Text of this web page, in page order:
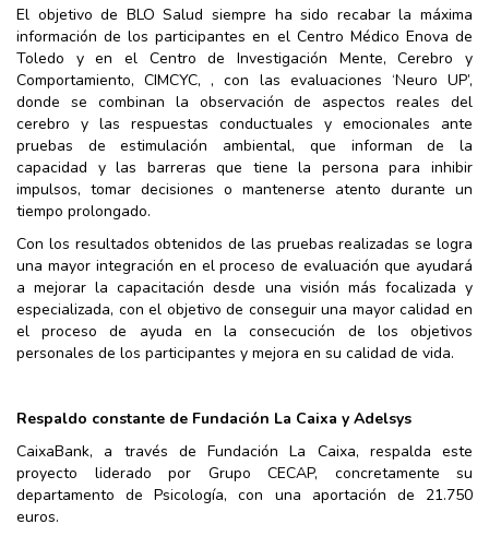
El objetivo de BLO Salud siempre ha sido recabar la máxima
información de los participantes en el Centro Médico Enova de
Toledo y en el Centro de Investigación Mente, Cerebro y
Comportamiento, CIMCYC, , con las evaluaciones ‘Neuro UP’,
donde se combinan la observación de aspectos reales del
cerebro y las respuestas conductuales y emocionales ante
pruebas de estimulación ambiental, que informan de la
capacidad y las barreras que tiene la persona para inhibir
impulsos, tomar decisiones o mantenerse atento durante un
tiempo prolongado.
Con los resultados obtenidos de las pruebas realizadas se logra
una mayor integración en el proceso de evaluación que ayudará
a mejorar la capacitación desde una visión más focalizada y
especializada, con el objetivo de conseguir una mayor calidad en
el proceso de ayuda en la consecución de los objetivos
personales de los participantes y mejora en su calidad de vida.
Respaldo constante de Fundación La Caixa y Adelsys
CaixaBank, a través de Fundación La Caixa, respalda este
proyecto liderado por Grupo CECAP, concretamente su
departamento de Psicología, con una aportación de 21.750
euros.